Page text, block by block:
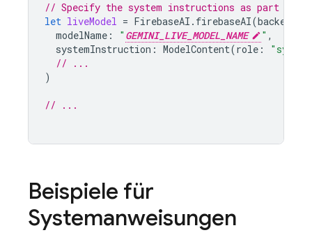
// Specify the system instructions as part of
let liveModel = FirebaseAI . firebaseAI(backend
modelName : " GEMINI_LIVE_MODEL_NAME " ,
systemInstruction : ModelContent(role :
// ...
)
// ...
Beispiele für
Systemanweisungen